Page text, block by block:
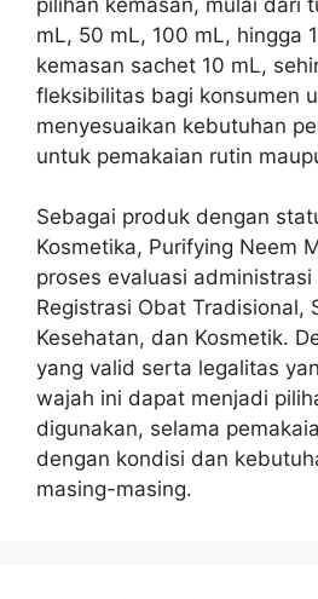
mL, 50 mL, 100 mL, hingga
kemasan sachet 10 mL,
fleksibilitas bagi konsumen
menyesuaikan kebutuhan
untuk pemakaian rutin
Sebagai produk dengan
Kosmetika, Purifying Neem
proses evaluasi
Registrasi Obat Tradisional,
Kesehatan, dan Kosmetik.
yang valid serta legalitas
wajah ini dapat menjadi
digunakan, selama
dengan kondisi dan
masing-masing.